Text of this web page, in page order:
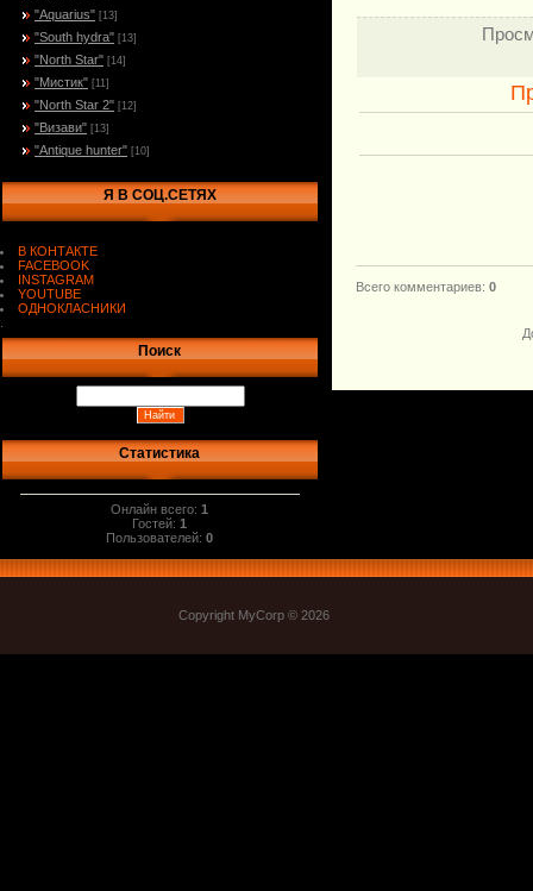
"Aquarius" [13]
"South hydra" [13]
"North Star" [14]
"Мистик" [11]
"North Star 2" [12]
"Визави" [13]
"Antique hunter" [10]
Я В СОЦ.СЕТЯХ
В КОНТАКТЕ
FACEBOOK
INSTAGRAM
YOUTUBE
ОДНОКЛАСНИКИ
Поиск
Статистика
Онлайн всего:1
Гостей:1
Пользователей:0
Всего комментариев: 0
Copyright MyCorp © 2026